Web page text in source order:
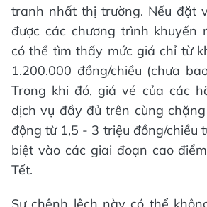
tranh nhất thị trường. Nếu đặt
được các chương trình khuyến
có thể tìm thấy mức giá chỉ từ
1.200.000 đồng/chiều (chưa
Trong khi đó, giá vé của các
dịch vụ đầy đủ trên cùng
động từ 1,5 - 3 triệu đồng/chiều
biệt vào các giai đoạn cao
Tết.
Sự chênh lệch này có thể